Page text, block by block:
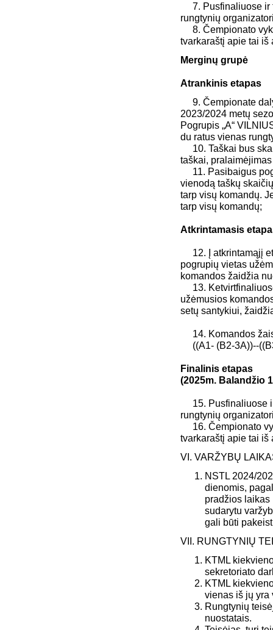
7. Pusfinaliuose ir
rungtynių
8. Čempionato
tvarkaraštį apie tai iš
Merginų grupė
Atrankinis etapas
9. Čempionate
2023/2024 metų
Pogrupis „A“
du ratus vienas
10. Taškai bus
taškai,
11. Pasibaigus
vienodą taškų
tarp visų komandų.
tarp visų komandų;
Atkrintamasis
12. Į atkrintamąjį
pogrupių vietas
komandos žaidžia
13.
užėmusios
setų santykiui,
14. Komandos
((A1- (B2-3A))--
Finalinis etapas
(2025m. Balandžio
15. Pusfinaliuose
rungtynių
16. Čempionato
tvarkaraštį apie tai iš
VI. VARŽYBŲ
NSTL 2024/
dienomis,
pradžios
sudarytu
gali būti
VII. RUNGTYNIŲ
KTML
sekretoriato
KTML
vienas iš jų yra
Rungtynių
nuostatais.